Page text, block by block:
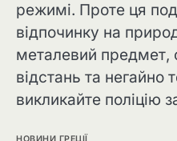
режимі. Проте ця
відпочинку на
металевий предмет,
відстань та
викликайте поліцію
НОВИНИ ГРЕЦІЇ